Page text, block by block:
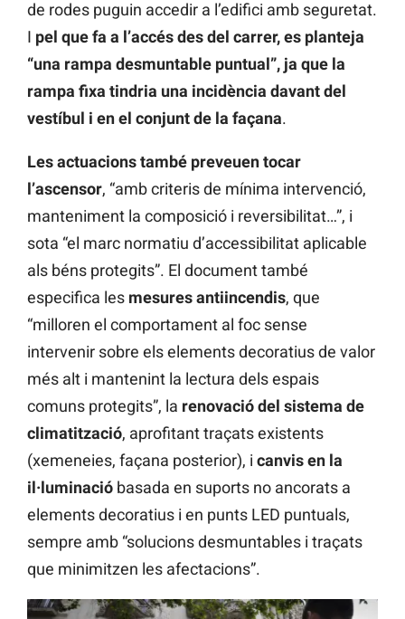
de rodes puguin accedir a l’edifici amb seguretat.
I pel que fa a l’accés des del carrer, es planteja
“una rampa desmuntable puntual”, ja que la
rampa fixa tindria una incidència davant del
vestíbul i en el conjunt de la façana.
Les actuacions també preveuen tocar
l’ascensor, “amb criteris de mínima intervenció,
manteniment la composició i reversibilitat…”, i
sota “el marc normatiu d’accessibilitat aplicable
als béns protegits”. El document també
especifica les mesures antiincendis, que
“milloren el comportament al foc sense
intervenir sobre els elements decoratius de valor
més alt i mantenint la lectura dels espais
comuns protegits”, la renovació del sistema de
climatització, aprofitant traçats existents
(xemeneies, façana posterior), i canvis en la
il·luminació basada en suports no ancorats a
elements decoratius i en punts LED puntuals,
sempre amb “solucions desmuntables i traçats
que minimitzen les afectacions”.